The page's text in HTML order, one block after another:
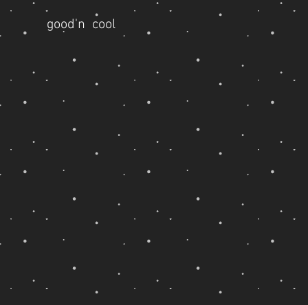
good'n cool